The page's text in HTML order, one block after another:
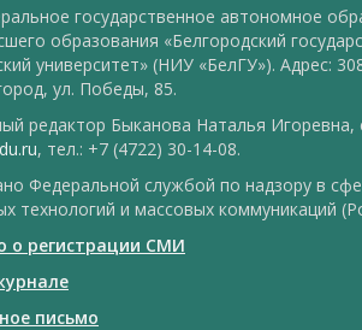
государственное автономное
образования «Белгородский
университет» (НИУ «БелГУ»). Адрес:
ул. Победы, 85.
редактор Быканова Наталья Игоревна,
, тел.: +7 (4722) 30-14-08.
Федеральной службой по надзору в
технологий и массовых коммуникаций
о регистрации СМИ
письмо